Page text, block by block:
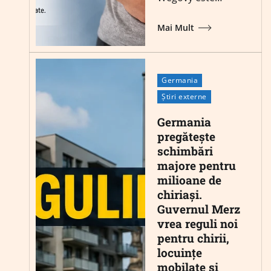
Mai Mult
Germania
Știri externe
Germania
pregătește
schimbări
majore pentru
milioane de
chiriași.
Guvernul Merz
vrea reguli noi
pentru chirii,
locuințe
mobilate și